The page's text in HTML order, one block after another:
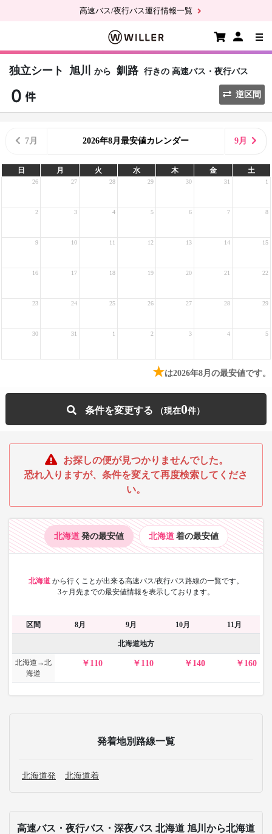
高速バス/夜行バス運行情報一覧
独立シート 旭川 から 釧路 行きの 高速バス・夜行バス
逆区間
7月 2026年8月最安値カレンダー 9月
日 月 火 水 木 金 土
26 27 28 29 30 31 1
2 3 4 5 6 7 8
9 10 11 12 13 14 15
16 17 18 19 20 21 22
23 24 25 26 27 28 29
30 31 1 2 3 4 5
★は2026年8月の最安値です。
条件を変更する 0
お探しの便が見つかりませんでした。
恐れ入りますが、条件を変えて再度検索してくださ
い。
北海道 発の最安値 北海道 着の最安値
北海道 から行くことが出来る高速バス/夜行バス路線の一覧です。
3ヶ月先までの最安値情報を表示しております。
区間 8月 9月 10月 11月
北海道地方
北海道→北
海道
110 110 140 160
発着地別路線一覧
北海道発 北海道着
高速バス・夜行バス・深夜バス 北海道 旭川から北海道